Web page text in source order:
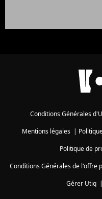
Conditions Générales
Mentions légales|
Politique de
Conditions Générales de l'offre
Gérer Utiq |